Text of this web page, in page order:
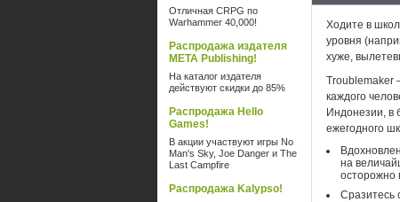
Отличная CRPG по
Warhammer 40,000!
Распродажа издателя
META Publishing!
На каталог издателя
действуют скидки до 85%
Распродажа Hello
Games!
В акции участвуют игры No
Man's Sky, Joe Danger и The
Last Campfire
Распродажа Kalypso!
Ходите в
уровня
хуже,
Troublemaker
каждого
Индонезии, в
ежегодного
на
осторожно
Сразитесь